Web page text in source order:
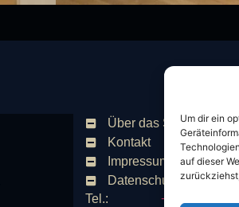
Um dir ein
auf dieser
Über das Schloss
Kontakt
Impressum
Datenschutz
Tel.:
+49 (0)209 /